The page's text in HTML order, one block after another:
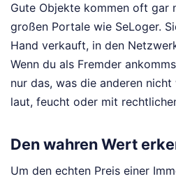
Gute Objekte kommen oft gar
großen Portale wie SeLoger.
Hand verkauft, in den
Wenn du als Fremder
nur das, was die anderen
laut, feucht oder mit
Den wahren Wert
Um den echten Preis einer